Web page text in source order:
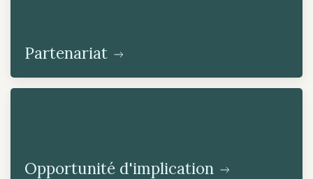
Partenariat
Opportunité d'implication